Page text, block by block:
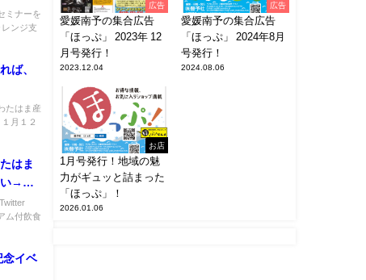
ミナーを
ンジ支
ば、
たはま産
月１２
はま
い→完
Twitter
ム付飲食
イベ
広告
愛媛南予の集合広告
「ほっぷ」 2023年 12
月号発行！
2023.12.04
広告
愛媛南予の集合広告
「ほっぷ」 2024年8月
号発行！
2024.08.06
お店
1月号発行！地域の魅
力がギュッと詰まった
「ほっぷ」！
2026.01.06